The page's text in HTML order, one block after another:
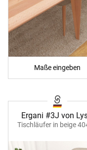
Maße eingeben
Ergani #3J von
Tischläufer in beige